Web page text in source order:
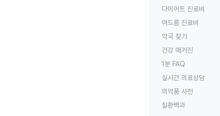
다이어트 진료비
여드름 진료비
약국 찾기
건강 매거진
1분 FAQ
실시간 의료상담
의약품 사전
질환백과